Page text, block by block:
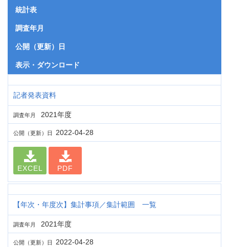
統計表
調査年月
公開（更新）日
表示・ダウンロード
記者発表資料
調査年月 2021年度
公開（更新）日 2022-04-28
EXCEL PDF
【年次・年度次】集計事項／集計範囲 一覧
調査年月 2021年度
公開（更新）日 2022-04-28